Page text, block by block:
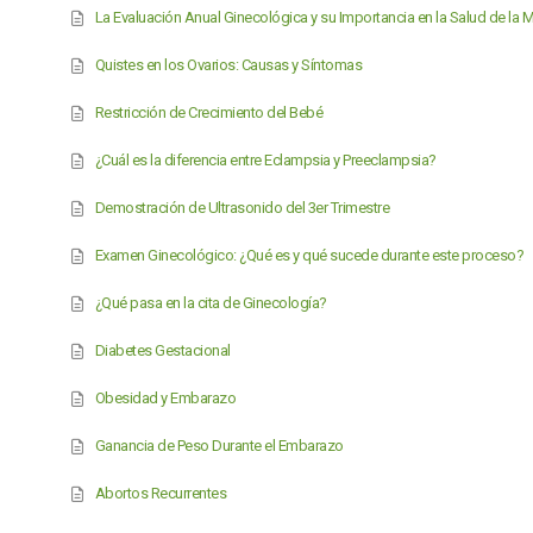
La Evaluación Anual Ginecológica y su Importancia en la Salud de la
Quistes en los Ovarios: Causas y Síntomas
Restricción de Crecimiento del Bebé
¿Cuál es la diferencia entre Eclampsia y Preeclampsia?
Demostración de Ultrasonido del 3er Trimestre
Examen Ginecológico: ¿Qué es y qué sucede durante este proceso?
¿Qué pasa en la cita de Ginecología?
Diabetes Gestacional
Obesidad y Embarazo
Ganancia de Peso Durante el Embarazo
Abortos Recurrentes